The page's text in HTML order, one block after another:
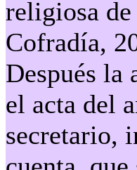
religiosa
Cofradía,
Después la
el acta del
secretario,